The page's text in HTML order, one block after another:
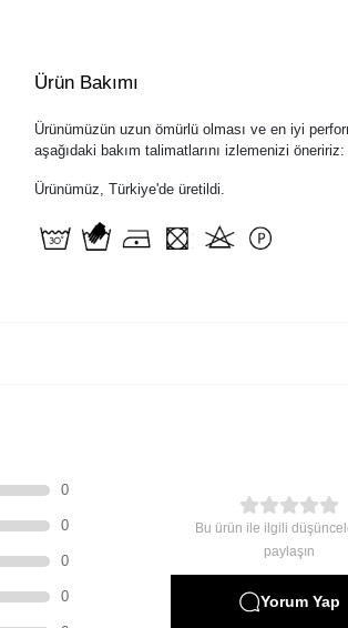
Ürün Bakımı
Ürünümüzün uzun ömürlü olması ve en iyi
aşağıdaki bakım talimatlarını izlemenizi öneririz:
Ürünümüz, Türkiye'de üretildi.
0
0
0
0
Bu ürün ile ilgili
paylaşın
Yorum Yap